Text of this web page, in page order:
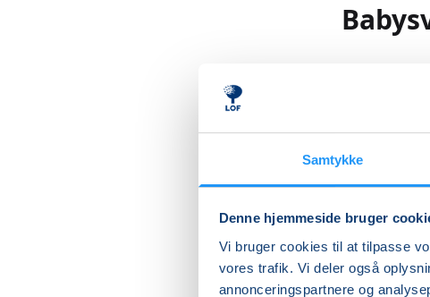
Samtykke
Denne hjemmeside bruger
Vi bruger cookies til at tilpasse
vores trafik. Vi deler også
annonceringspartnere og
samvær i
imens der
børnenes
bevæge sig i